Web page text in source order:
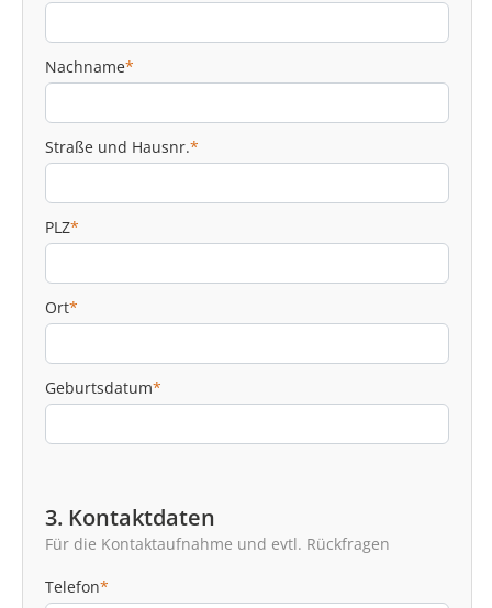
Nachname*
Straße und Hausnr.*
PLZ*
Ort*
Geburtsdatum*
3. Kontaktdaten
Für die Kontaktaufnahme und evtl. Rückfragen
Telefon*